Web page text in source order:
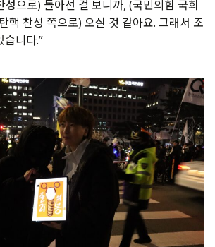
성으로) 돌아선 걸 보니까, (국민의힘 국회
핵 찬성 쪽으로) 오실 것 같아요. 그래서 조
습니다.”